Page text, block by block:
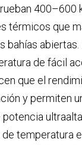
400–600
térmicos que
bahías abiertas.
de fácil
que el
y permiten
temperatura